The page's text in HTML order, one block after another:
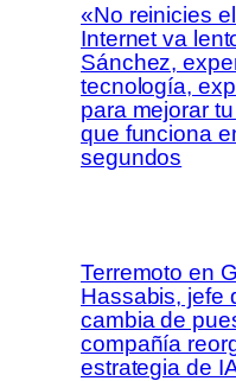
«No reinicies
Internet va
Sánchez,
tecnología,
para mejorar
que funciona
segundos
Terremoto en
Hassabis, jefe
cambia de
compañía
estrategia de